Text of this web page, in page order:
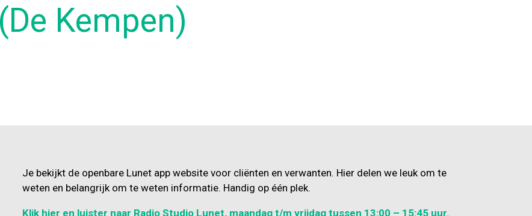
Kempen)
Je bekijkt de openbare Lunet app website voor cliënten en verwanten. Hier delen we leuk om te
weten en belangrijk om te weten informatie. Handig op één plek.
Klik hier en luister naar Radio Studio Lunet, maandag t/m vrijdag tussen 13:00 – 15:45 uur.